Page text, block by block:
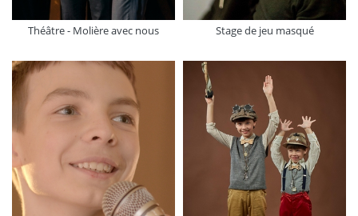
Théâtre - Molière avec nous Stage de jeu masqué